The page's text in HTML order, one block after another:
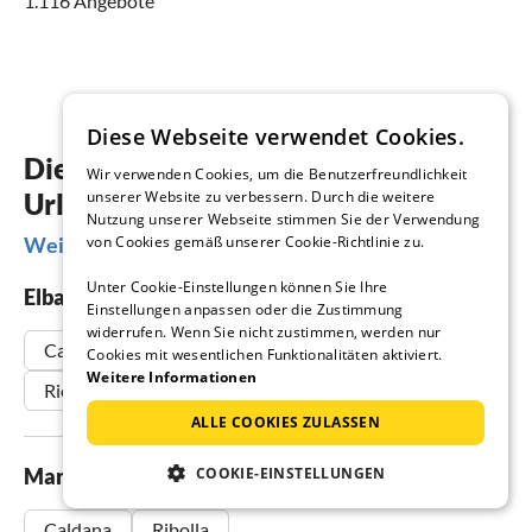
Diese Orte in der Toskana gefallen
Urlaubern besonders
Weitere Regionen in der Toskana entdecken
Elba
Capoliveri Porto Azzurro
Sant Andrea
Rio nell Elba
Maremma
Diese Webseite verwendet Cookies.
Wir verwenden Cookies, um die Benutzerfreundlichkeit
unserer Website zu verbessern. Durch die weitere
Nutzung unserer Webseite stimmen Sie der Verwendung
von Cookies gemäß unserer Cookie-Richtlinie zu.
Unter Cookie-Einstellungen können Sie Ihre
Einstellungen anpassen oder die Zustimmung
widerrufen. Wenn Sie nicht zustimmen, werden nur
Cookies mit wesentlichen Funktionalitäten aktiviert.
Weitere Informationen
ALLE COOKIES ZULASSEN
COOKIE-EINSTELLUNGEN